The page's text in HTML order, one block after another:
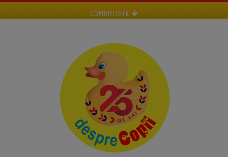
COMUNITATE